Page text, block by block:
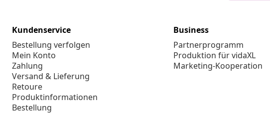
Kundenservice
Bestellung verfolgen
Mein Konto
Zahlung
Versand & Lieferung
Retoure
Produktinformationen
Bestellung
Business
Partnerprogramm
Produktion für vidaXL
Marketing-Kooperation